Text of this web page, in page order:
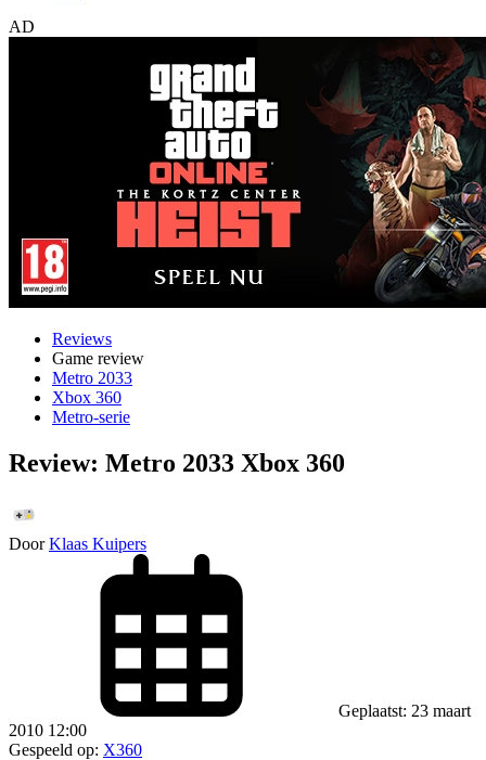
AD
Reviews
Game review
Metro 2033
Xbox 360
Metro-serie
Review: Metro 2033 Xbox 360
Door Klaas Kuipers
Geplaatst: 23 maart
2010 12:00
Gespeeld op: X360